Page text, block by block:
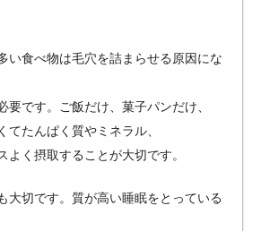
い食べ物は毛穴を詰まらせる原因にな
要です。ご飯だけ、菓子パンだけ、
てたんぱく質やミネラル、
よく摂取することが大切です。
大切です。質が高い睡眠をとっている